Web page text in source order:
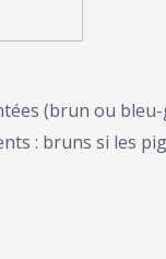
(brun ou
: bruns si les